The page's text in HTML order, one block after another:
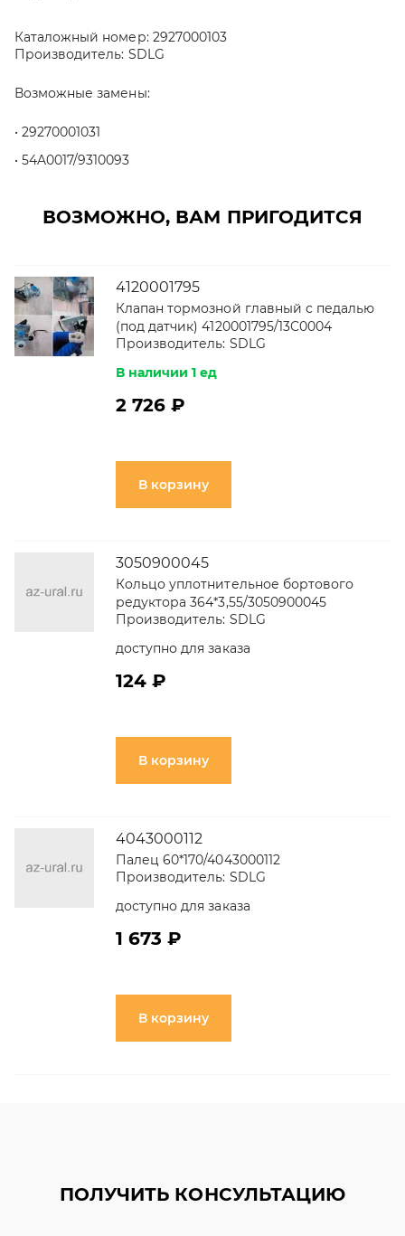
Каталожный номер: 2927000103
Производитель: SDLG
Возможные замены:
29270001031
54A0017/9310093
ВОЗМОЖНО, ВАМ ПРИГОДИТСЯ
4120001795
Клапан тормозной главный с педалью
(под датчик) 4120001795/13C0004
Производитель: SDLG
В наличии 1 ед
2 726 ₽
В корзину
3050900045
Кольцо уплотнительное бортового
редуктора 364*3,55/3050900045
Производитель: SDLG
доступно для заказа
124 ₽
В корзину
4043000112
Палец 60*170/4043000112
Производитель: SDLG
доступно для заказа
1 673 ₽
В корзину
ПОЛУЧИТЬ КОНСУЛЬТАЦИЮ